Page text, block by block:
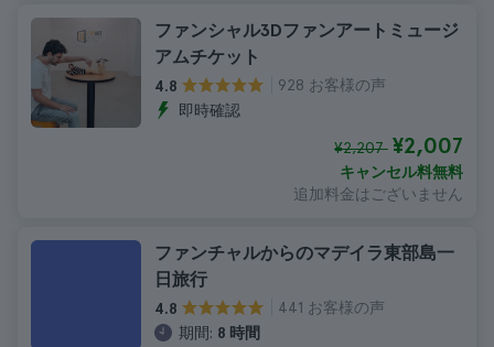
ファンシャル3Dファンアートミュージ
アムチケット
4.8
928 お客様の声
即時確認
¥2,207 ¥2,007
キャンセル料無料
追加料金はございません
ファンチャルからのマデイラ東部島一
日旅行
4.8
441 お客様の声
期間: 8 時間